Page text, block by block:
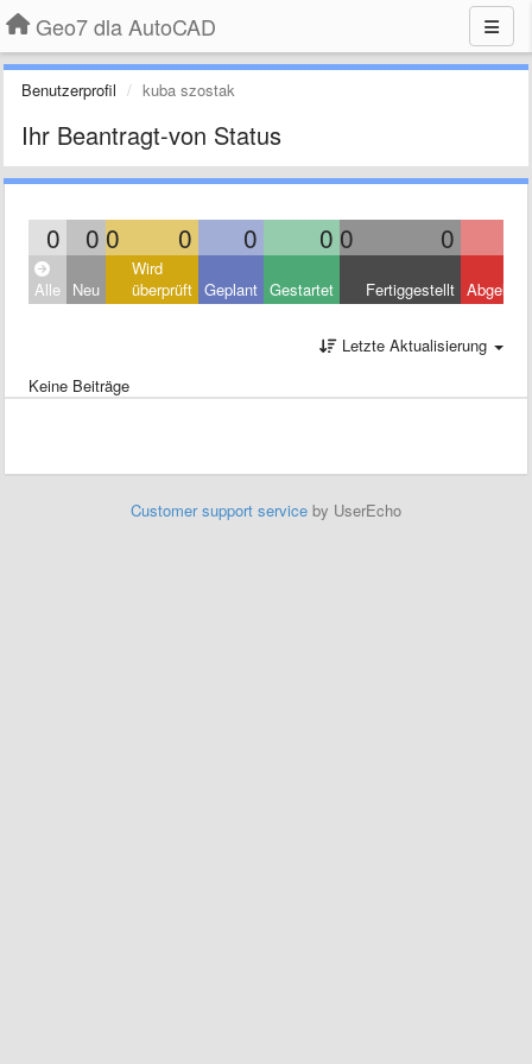
Geo7 dla AutoCAD
Benutzerprofil kuba szostak
Ihr Beantragt-von Status
0 0 0 0 0 0 0 0
Alle Neu
Wird
überprüft Geplant Gestartet Fertiggestellt
Letzte Aktualisierung
Keine Beiträge
Customer support service by UserEcho